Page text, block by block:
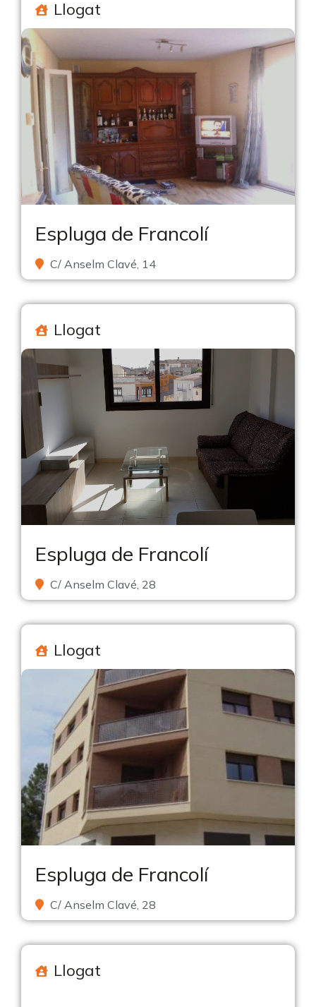
Llogat
Espluga de Francolí
C/ Anselm Clavé, 14
Llogat
Espluga de Francolí
C/ Anselm Clavé, 28
Llogat
Espluga de Francolí
C/ Anselm Clavé, 28
Llogat